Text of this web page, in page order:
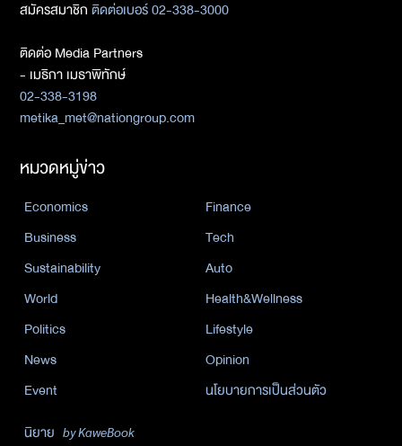
สมัครสมาชิกติดต่อเบอร์ 02-338-3000
ติดต่อ Media Partners
- เมธิกา เมธาพิทักษ์
02-338-3198
metika_met@nationgroup.com
หมวดหมู่ข่าว
Economics
Finance
Business
Tech
Sustainability
Auto
World
Health&Wellness
Politics
Lifestyle
News
Opinion
Event
นโยบายการเป็นส่วนตัว
นิยาย by KaweBook